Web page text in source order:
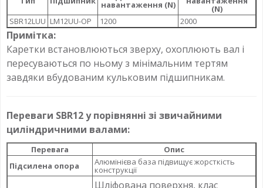
навантаження (N)
(N)
SBR12LUU LM12UU-OP 1200 2000
Примітка:
Каретки встановлюються зверху, охоплюють вал і
пересуваються по ньому з мінімальним тертям
завдяки вбудованим кульковим підшипникам.
Переваги SBR12 у порівнянні зі звичайними
циліндричними валами:
Перевага
Опис
Підсилена опора
Алюмінієва база підвищує жорсткість
конструкції
Шліфована поверхня, клас